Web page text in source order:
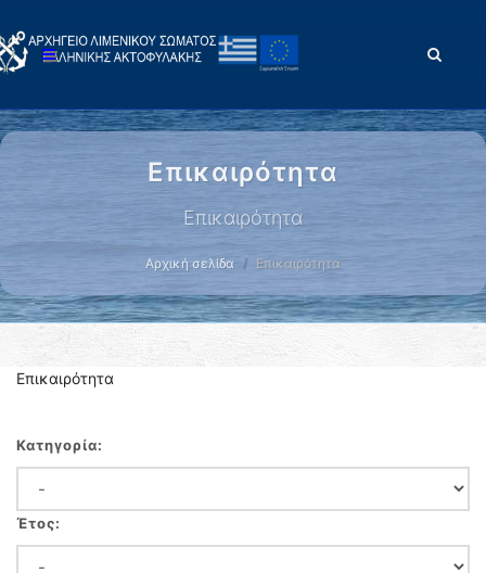
Επικαιρότητα
Επικαιρότητα
Αρχική σελίδα Επικαιρότητα
Επικαιρότητα
Κατηγορία:
Έτος: